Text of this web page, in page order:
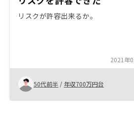
リスクが許容出来るか。
2021年
50代前半 / 年収700万円台